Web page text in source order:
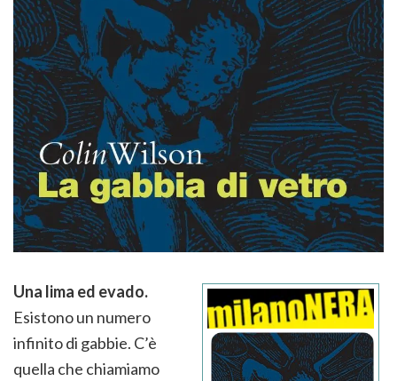
Una lima ed evado.
Esistono un numero
infinito di gabbie. C’è
quella che chiamiamo